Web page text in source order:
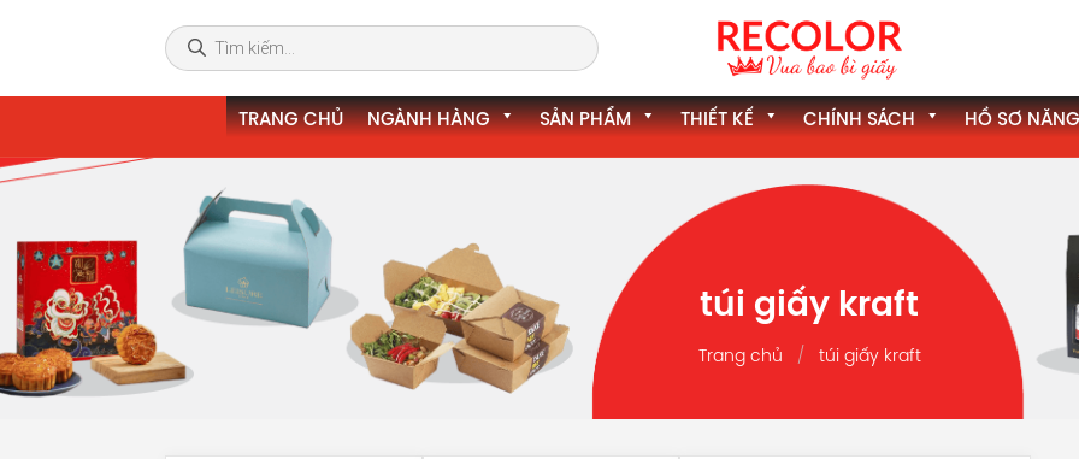
TRANG CHỦ NGÀNH HÀNG SẢN PHẨM THIẾT KẾ CHÍNH SÁCH HỒ SƠ
túi giấy kraft
Trang chủ túi giấy kraft